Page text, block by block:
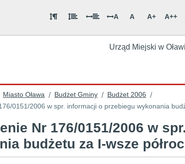
A A A+ A++
Urząd Miejski w
Miasto Oława / Budżet Gminy / Budżet 2006 /
0151/2006 w spr. informacji o przebiegu wykonania
Nr 176/0151/2006 w
budżetu za I-wsze